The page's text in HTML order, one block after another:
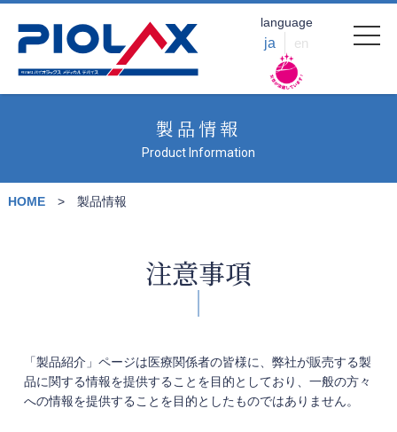
language
ja en
製品情報
Product Information
HOME 製品情報
注意事項
「製品紹介」ページは医療関係者の皆様に、弊社が販売する製
品に関する情報を提供することを目的としており、一般の方々
への情報を提供することを目的としたものではありません。